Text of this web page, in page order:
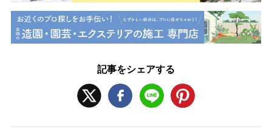
記事をシェアする